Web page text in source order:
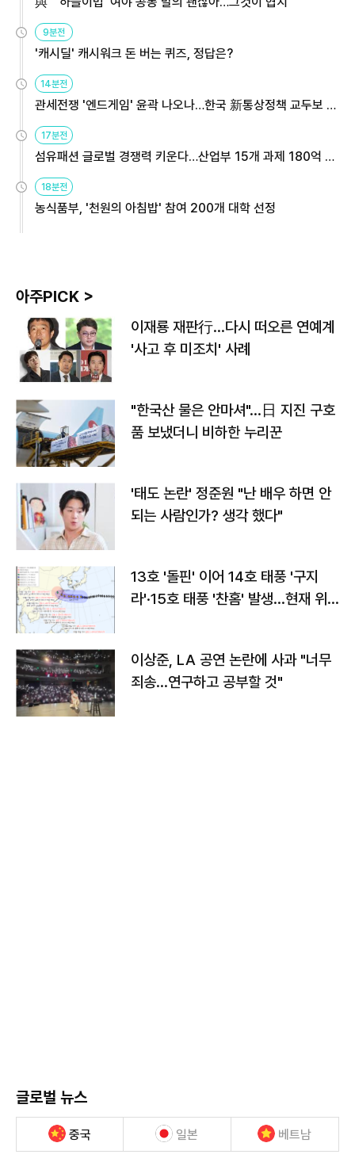
9분전
'캐시딜' 캐시워크 돈 버는 퀴즈, 정답은?
14분전
관세전쟁 '엔드게임' 윤곽 나오나…한국 新통상정책 교두보 활
용해야
17분전
섬유패션 글로벌 경쟁력 키운다…산업부 15개 과제 180억 지
원
18분전
농식품부, '천원의 아침밥' 참여 200개 대학 선정
아주PICK >
이재룡 재판行…다시 떠오른 연예계
'사고 후 미조치' 사례
"한국산 물은 안마셔"…日 지진 구호
품 보냈더니 비하한 누리꾼
'태도 논란' 정준원 "난 배우 하면 안
되는 사람인가? 생각 했다"
13호 '돌핀' 이어 14호 태풍 '구지
라'·15호 태풍 '찬홈' 발생…현재 위
이상준, LA 공연 논란에 사과 "너무
죄송…연구하고 공부할 것"
글로벌 뉴스
중국 일본 베트남